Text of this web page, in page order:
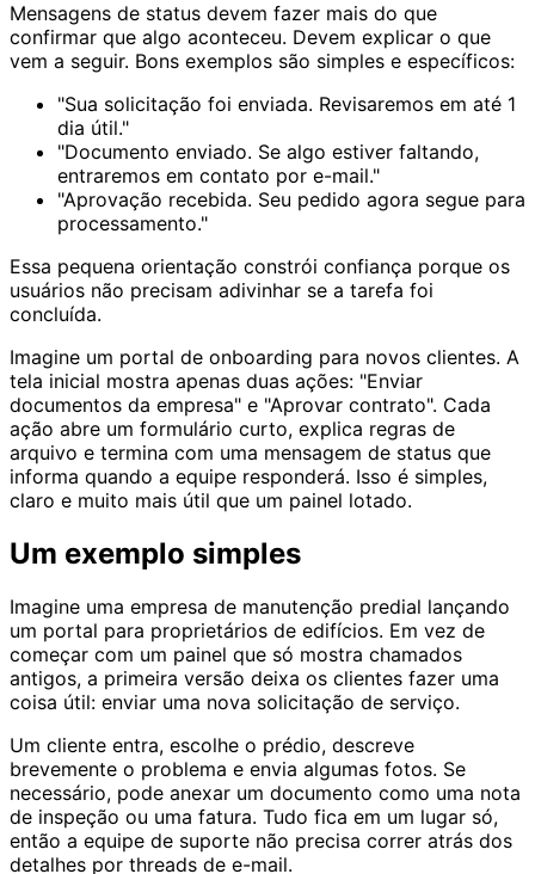
Mensagens de status devem fazer mais do que
confirmar que algo aconteceu. Devem explicar o que
vem a seguir. Bons exemplos são simples e específicos:
"Sua solicitação foi enviada. Revisaremos em até 1
dia útil."
"Documento enviado. Se algo estiver faltando,
entraremos em contato por e-mail."
"Aprovação recebida. Seu pedido agora segue para
processamento."
Essa pequena orientação constrói confiança porque os
usuários não precisam adivinhar se a tarefa foi
concluída.
Imagine um portal de onboarding para novos clientes. A
tela inicial mostra apenas duas ações: "Enviar
documentos da empresa" e "Aprovar contrato". Cada
ação abre um formulário curto, explica regras de
arquivo e termina com uma mensagem de status que
informa quando a equipe responderá. Isso é simples,
claro e muito mais útil que um painel lotado.
Um exemplo simples
Imagine uma empresa de manutenção predial lançando
um portal para proprietários de edifícios. Em vez de
começar com um painel que só mostra chamados
antigos, a primeira versão deixa os clientes fazer uma
coisa útil: enviar uma nova solicitação de serviço.
Um cliente entra, escolhe o prédio, descreve
brevemente o problema e envia algumas fotos. Se
necessário, pode anexar um documento como uma nota
de inspeção ou uma fatura. Tudo fica em um lugar só,
então a equipe de suporte não precisa correr atrás dos
detalhes por threads de e-mail.